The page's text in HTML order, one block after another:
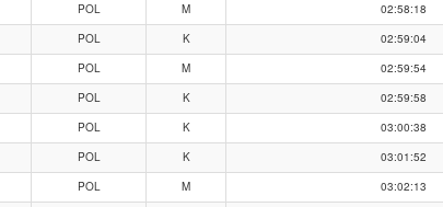
POL M 02:58:18
POL K 02:59:04
POL M 02:59:54
POL K 02:59:58
POL K 03:00:38
POL K 03:01:52
POL M 03:02:13